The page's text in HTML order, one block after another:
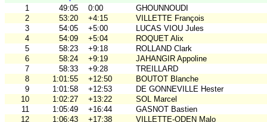
1
49:05 0:00
GHOUNNOUDI
2
53:20 +4:15
VILLETTE François
3
54:05 +5:00
LUCAS VIOU Jules
4
54:09 +5:04
ROQUET Alix
5
58:23 +9:18
ROLLAND Clark
6
58:24 +9:19
JAHANGIR Appoline
7
58:33 +9:28
TREILLARD
8
1:01:55 +12:50
BOUTOT Blanche
9
1:01:58 +12:53
DE GONNEVILLE Hester
10
1:02:27 +13:22
SOL Marcel
11
1:05:49 +16:44
GASNOT Bastien
12
1:06:43 +17:38
VILLETTE-ODEN Malo